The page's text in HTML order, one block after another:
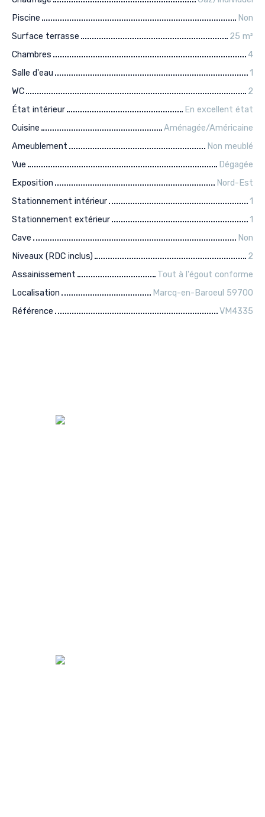
Piscine
Non
Surface terrasse
25 m²
Chambres
4
Salle d'eau
1
WC
2
État intérieur
En excellent état
Cuisine
Aménagée/Américaine
Ameublement
Non meublé
Vue
Dégagée
Exposition
Nord-Est
Stationnement intérieur
1
Stationnement extérieur
1
Cave
Non
Niveaux (RDC inclus)
2
Assainissement
Tout à l'égout conforme
Localisation
Marcq-en-Baroeul 59700
Référence
VM4335